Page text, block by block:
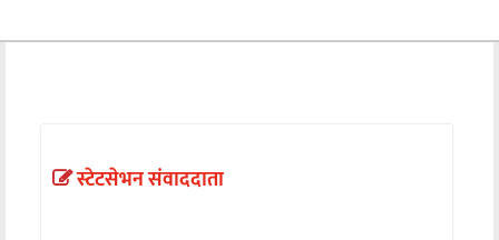
अन्तर्वार्तास्टेटसेभन संवाददाता